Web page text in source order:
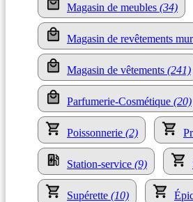
Magasin de meubles (34)
Magasin de revêtements
Magasin de vêtements (241)
Parfumerie-Cosmétique (20)
Poissonnerie (2)
Station-service (9)
Supérette (10)